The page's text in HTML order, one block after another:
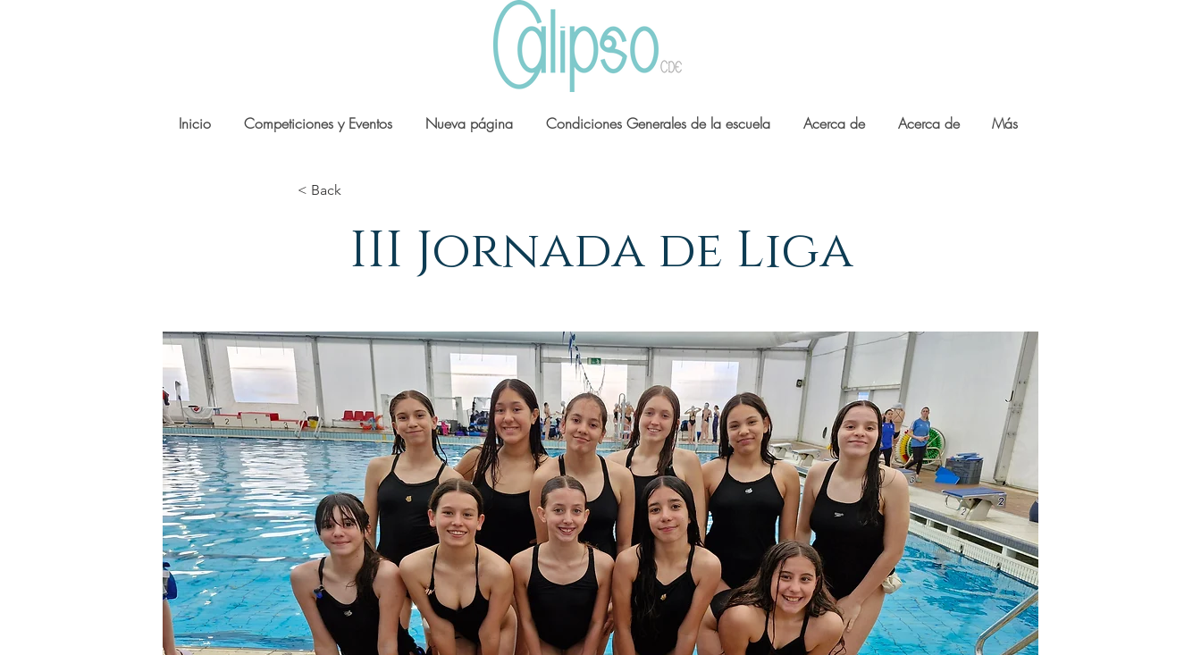
Inicio Competiciones y Eventos Nueva página Condiciones Generales de la escuela Acerca de Acerca de Más
< Back
III Jornada de Liga